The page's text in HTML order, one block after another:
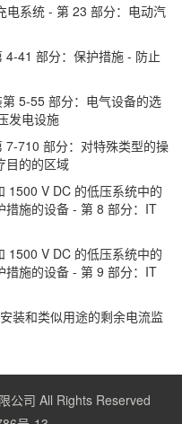
电系统 - 第 23 部分：电动汽
41 部分：保护措施 - 防止
5-55 部分：电气设备的选
发电设施
7-710 部分：对特殊类型的操
目的的区域
1500 V DC 的低压系统中的
措施的设备 - 第 8 部分：IT
1500 V DC 的低压系统中的
措施的设备 - 第 9 部分：IT
装和类似用途的剩余电流监
公司 All Rights Reserved